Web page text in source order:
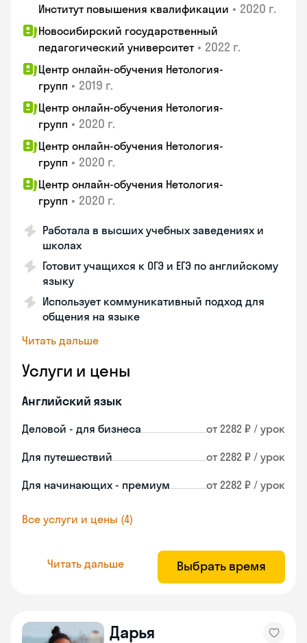
Институт повышения квалификации • 2020 г.
Новосибирский государственный
педагогический университет • 2022 г.
Центр онлайн-обучения Нетология-
групп • 2019 г.
Центр онлайн-обучения Нетология-
групп • 2020 г.
Центр онлайн-обучения Нетология-
групп • 2020 г.
Центр онлайн-обучения Нетология-
групп • 2020 г.
Работала в высших учебных заведениях и
школах
Готовит учащихся к ОГЭ и ЕГЭ по английскому
языку
Использует коммуникативный подход для
общения на языке
Читать дальше
Услуги и цены
Английский язык
Деловой - для бизнеса от 2282 ₽ / урок
Для путешествий от 2282 ₽ / урок
Для начинающих - премиум от 2282 ₽ / урок
Все услуги и цены (4)
Читать дальше Выбрать время
Дарья